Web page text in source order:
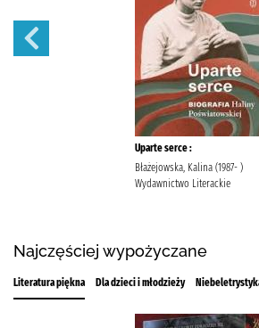
Uparte serce :
Błażejowska, Kalina (1987- )
Wydawnictwo Literackie
Najczęściej wypożyczane
Literatura piękna Dla dzieci i młodzieży